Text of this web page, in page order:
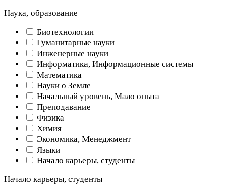
Наука, образование
Биотехнологии
Гуманитарные науки
Инженерные науки
Информатика, Информационные системы
Математика
Науки о Земле
Начальный уровень, Мало опыта
Преподавание
Физика
Химия
Экономика, Менеджмент
Языки
Начало карьеры, студенты
Начало карьеры, студенты